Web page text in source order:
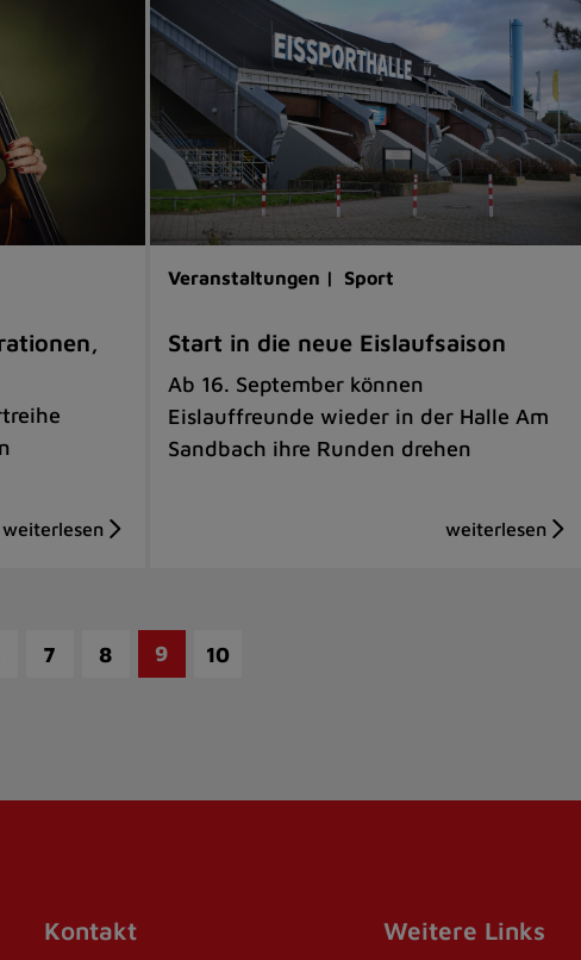
Veranstaltungen | Sport
Start in die neue Eislaufsaison
Ab 16. September können
Eislauffreunde wieder in der Halle Am
Sandbach ihre Runden drehen
7 8 9 10
Kontakt Weitere Links